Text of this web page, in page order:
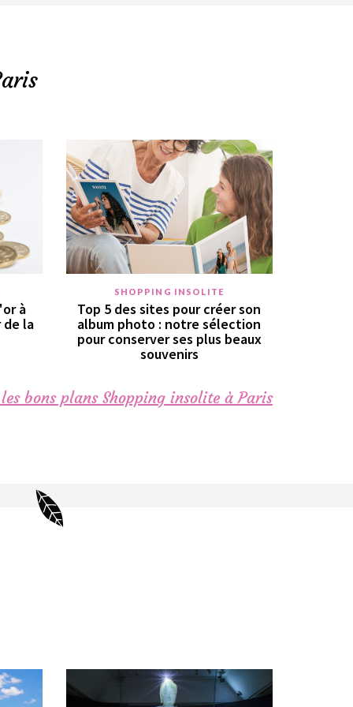
à
de la
SHOPPING INSOLITE
Top 5 des sites pour créer son
album photo : notre sélection
pour conserver ses plus beaux
souvenirs
les bons plans Shopping insolite à Paris